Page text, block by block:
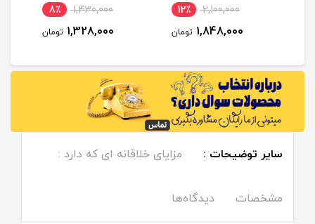
2,100,000 12٪
1,848,000 تومان
1,430,000 8٪
1,328,000 تومان
سایر توضیحات : مزایای خلاقانه ای که دارد :
مشخصات دیدگاه‌ها